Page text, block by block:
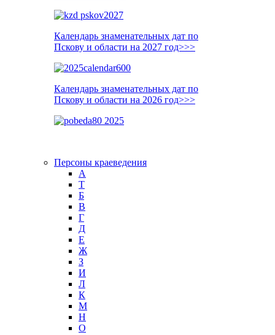
Календарь знаменательных дат по
Пскову и области на 2027 год>>>
Календарь знаменательных дат по
Пскову и области на 2026 год>>>
Персоны краеведения
А
T
Б
В
Г
Д
Е
Ж
З
И
Л
К
М
Н
О